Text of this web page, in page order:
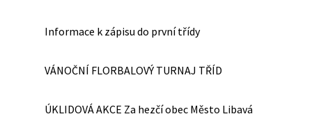
Informace k zápisu do první třídy
VÁNOČNÍ FLORBALOVÝ TURNAJ TŘÍD
ÚKLIDOVÁ AKCE Za hezčí obec Město Libavá